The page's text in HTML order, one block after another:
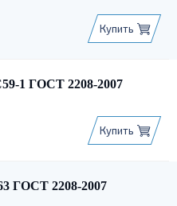
Купить
1 ГОСТ 2208-2007
Купить
ГОСТ 2208-2007